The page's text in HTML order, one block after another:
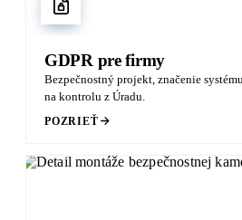
GDPR pre firmy
Bezpečnostný projekt, značenie
na kontrolu z Úradu.
POZRIEŤ